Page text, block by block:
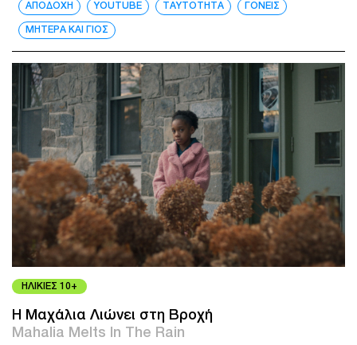
ΑΠΟΔΟΧΗ YOUTUBE ΤΑΥΤΟΤΗΤΑ ΓΟΝΕΙΣ
ΜΗΤΕΡΑ ΚΑΙ ΓΙΟΣ
ΗΛΙΚΙΕΣ 10+
Η Μαχάλια Λιώνει στη Βροχή
Mahalia Melts In The Rain